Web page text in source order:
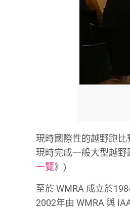
現時國際性的越野跑比
現時完成一般大型越
一覽》)
至於 WMRA 成立於
2002年由 WMRA 與